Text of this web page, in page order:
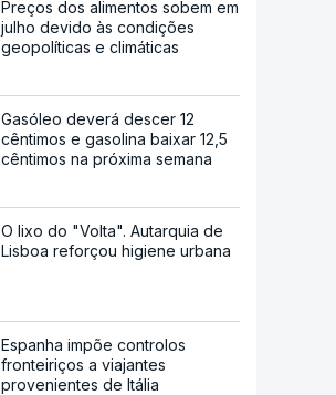
Preços dos alimentos sobem em
julho devido às condições
geopolíticas e climáticas
Gasóleo deverá descer 12
cêntimos e gasolina baixar 12,5
cêntimos na próxima semana
O lixo do "Volta". Autarquia de
Lisboa reforçou higiene urbana
Espanha impõe controlos
fronteiriços a viajantes
provenientes de Itália